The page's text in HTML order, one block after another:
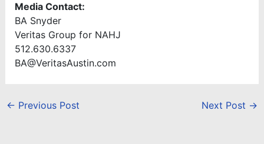
Media Contact:
BA Snyder
Veritas Group for NAHJ
512.630.6337
BA@VeritasAustin.com
← Previous Post Next Post →